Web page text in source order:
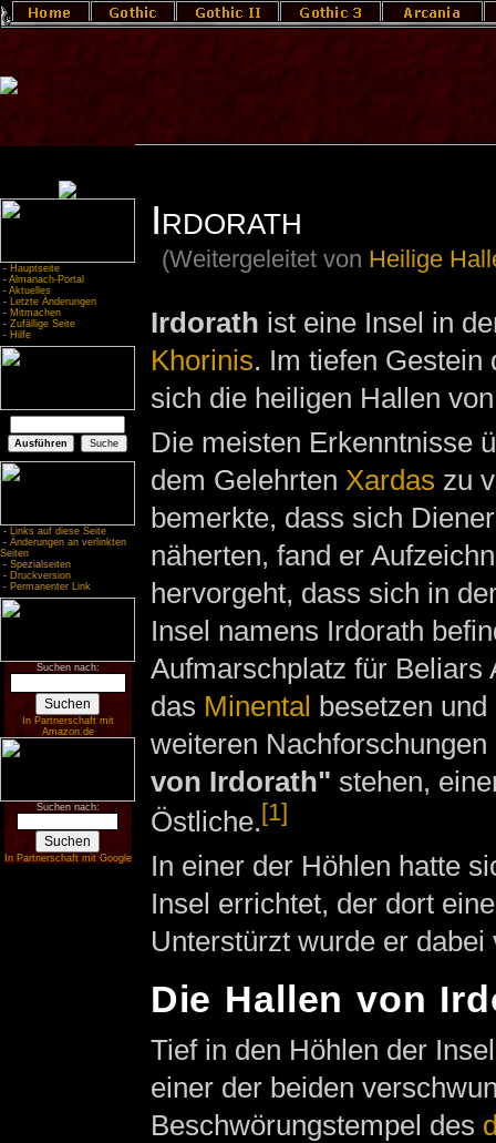
- Hauptseite
- Almanach-Portal
- Aktuelles
- Letzte Änderungen
- Mitmachen
- Zufällige Seite
- Hilfe
- Links auf diese Seite
- Änderungen an verlinkten
Seiten
- Spezialseiten
- Druckversion
- Permanenter Link
Suchen nach:
In Partnerschaft mit
Amazon.de
Suchen nach:
In Partnerschaft mit Google
Irdorath
(Weitergeleitet von Heilige
Irdorath ist eine Insel in
Khorinis. Im tiefen Gestein
sich die heiligen Hallen
Die meisten Erkenntnisse
dem Gelehrten Xardas zu
bemerkte, dass sich
näherten, fand er
hervorgeht, dass sich in
Insel namens Irdorath
Aufmarschplatz für Beliars
das Minental besetzen und
weiteren
von Irdorath" stehen,
Östliche.[1]
In einer der Höhlen hatte
Insel errichtet, der dort
Unterstürzt wurde er
Die Hallen von
Tief in den Höhlen der
einer der beiden
Beschwörungstempel des